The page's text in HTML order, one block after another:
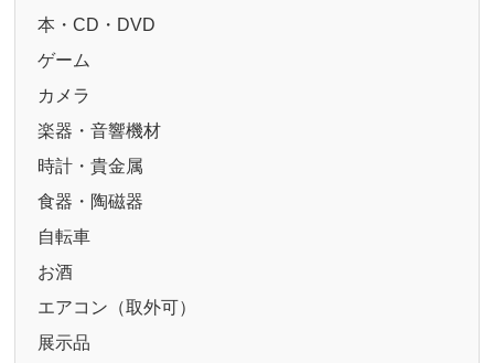
本・CD・DVD
ゲーム
カメラ
楽器・音響機材
時計・貴金属
食器・陶磁器
自転車
お酒
エアコン（取外可）
展示品